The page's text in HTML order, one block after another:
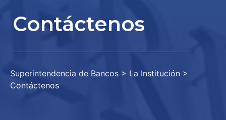
Contáctenos
Superintendencia de Bancos > La Institución >
Contáctenos